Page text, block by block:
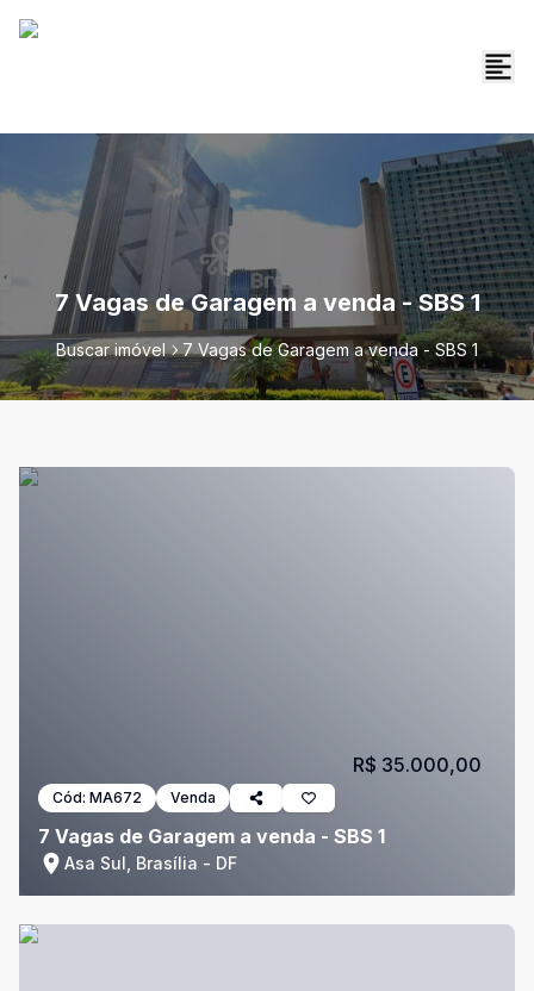
7 Vagas de Garagem a venda - SBS 1
Buscar imóvel 7 Vagas de Garagem a venda - SBS 1
Cód: MA672 Venda
7 Vagas de Garagem a venda - SBS 1
Asa Sul, Brasília - DF
R$ 35.000,00